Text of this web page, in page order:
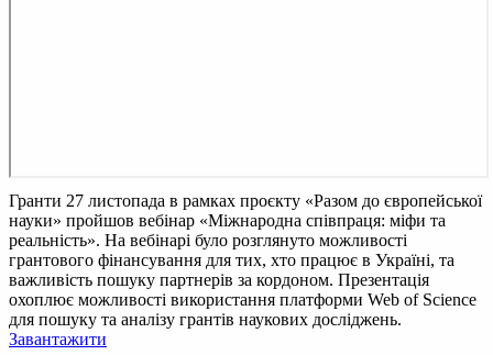
Гранти 27 листопада в рамках проєкту «Разом до європейської
науки» пройшов вебінар «Міжнародна співпраця: міфи та
реальність». На вебінарі було розглянуто можливості
грантового фінансування для тих, хто працює в Україні, та
важливість пошуку партнерів за кордоном. Презентація
охоплює можливості використання платформи Web of Science
для пошуку та аналізу грантів наукових досліджень.
Завантажити